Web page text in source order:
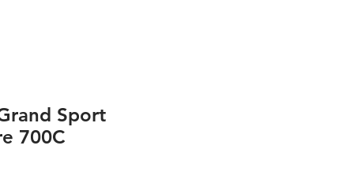
Sport
700C